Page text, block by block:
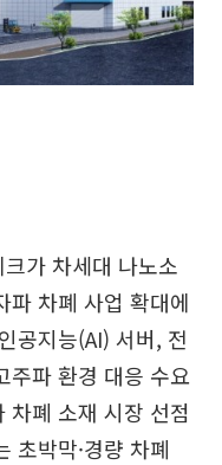
가 차세대 나노소
파 차폐 사업 확대에
공지능(AI) 서버, 전
주파 환경 대응 수요
차폐 소재 시장 선점
초박막·경량 차폐